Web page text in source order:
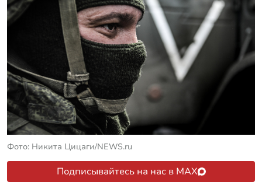
Фото: Никита Цицаги/NEWS.ru
Подписывайтесь на нас в MAX